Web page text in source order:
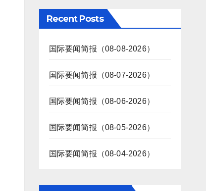
Recent Posts
国际要闻简报（08-08-2026）
国际要闻简报（08-07-2026）
国际要闻简报（08-06-2026）
国际要闻简报（08-05-2026）
国际要闻简报（08-04-2026）